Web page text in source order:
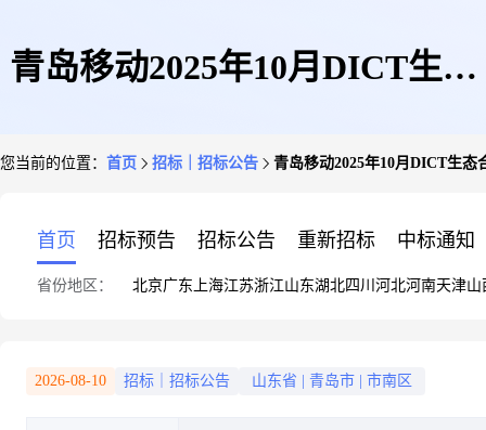
青岛移动2025年10月DICT生态
您当前的位置： 首页 招标｜招标公告 青岛移动2025年10月DICT生态
首页 招标预告 招标公告 重新招标 中标通知
省份地区： 北京广东 上海江苏浙江山东湖北四川 河北河南天津山
2026-08-10 招标｜招标公告 山东省 青岛市 市南区